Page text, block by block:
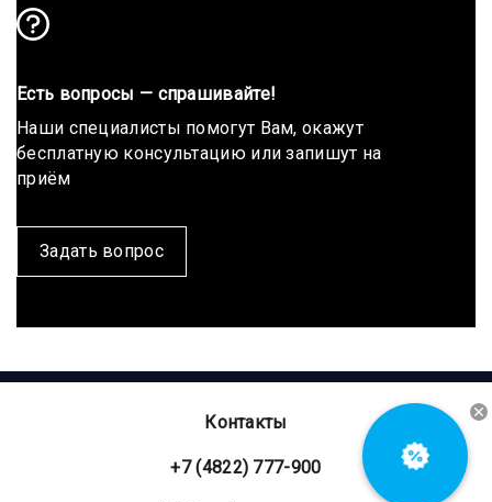
Есть вопросы — спрашивайте!
Наши специалисты помогут Вам, окажут
бесплатную консультацию или запишут на
приём
Задать вопрос
Контакты
+7 (4822) 777-900